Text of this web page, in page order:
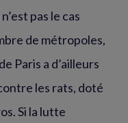
pas le cas
de métropoles,
Paris a d’ailleurs
les rats, doté
Si la lutte